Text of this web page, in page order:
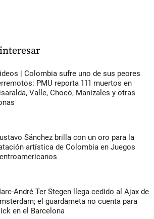
| Colombia sufre uno de sus peores
PMU reporta 111 muertos en
Valle, Chocó, Manizales y otras
Sánchez brilla con un oro para la
artística de Colombia en Juegos
André Ter Stegen llega cedido al Ajax de
el guardameta no cuenta para
en el Barcelona